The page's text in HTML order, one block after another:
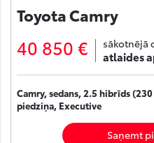
Toyota Camry
40 850 € sākotnējā
atlaides
Camry, sedans, 2.5 hibrīds
piedziņa, Executive
Saņemt